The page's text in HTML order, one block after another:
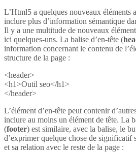
L’Html5 a quelques nouveaux éléments
inclure plus d’information sémantique
Il y a une multitude de nouveaux
ici quelques-uns. La balise d’en-tête (
information concernant le contenu de
structure de la page :
<header>
<h1>Outil seo</h1>
</header>
L’élément d’en-tête peut contenir
inclure au moins un élément de tête. La
(footer) est similaire, avec la balise, le
d’exprimer quelque chose de significatif
et sa relation avec le reste de la page :